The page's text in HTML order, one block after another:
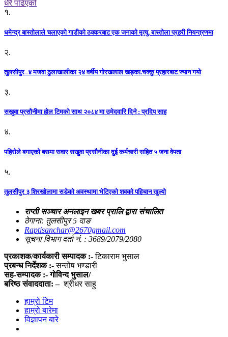
धेरै पढिएको
१.
धमेन्द्र बास्तोलाले चलाएको गाडीको ठक्करबाट एक जनाको मृत्यु, बास्तोला प्रहरी नियन्त्रणमा
२.
तुलसीपुर–४ मजवा ठुलाखालीका २४ वर्षीय गोरखलाल खड्का.चक्कु प्रहारबाट ज्यान गयो
३.
सखुवा प्रसौनीमा होल टिमको साथ २०८४ मा उमेदवारि दिने : प्रदिप साह
४.
पहिराेले बगाएकाे बसमा सवार सखुवा प्रसाैनीका दुई कर्मचारी सहित ५ जना वेपता
५.
तुलसीपुर ३ शिरखोलामा सडेको अवस्थामा भेटिएको शवको पहिचान खुल्यो
राप्ती सञ्चार अनलाइन खबर प्रालि द्वारा संचालित
ठेगाना: तुलसीपुर 5 दाङ
Raptisanchar@2670gmail.com
सूचना विभाग दर्ता नं. : 3689/2079/2080
प्रकाशक/कार्यकारी सम्पादक :-टिकाराम भुसाल
प्रबन्ध निर्देशक :-सन्तोष भण्डारी
सह-सम्पादक :- गोविन्द भुसाल/
बरिष्ठ संवाददाता: – श्रीधर साहु
हाम्रो टिम
हाम्रो बारेमा
विज्ञापन बारे